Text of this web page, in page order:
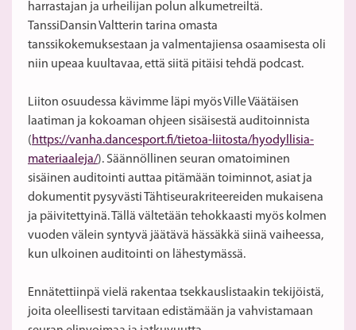
harrastajan ja urheilijan polun alkumetreiltä.
TanssiDansin Valtterin tarina omasta
tanssikokemuksestaan ja valmentajiensa osaamisesta oli
niin upeaa kuultavaa, että siitä pitäisi tehdä podcast.
Liiton osuudessa kävimme läpi myös Ville Väätäisen
laatiman ja kokoaman ohjeen sisäisestä auditoinnista
(https://vanha.dancesport.fi/tietoa-liitosta/hyodyllisia-
materiaaleja/). Säännöllinen seuran omatoiminen
sisäinen auditointi auttaa pitämään toiminnot, asiat ja
dokumentit pysyvästi Tähtiseurakriteereiden mukaisena
ja päivitettyinä. Tällä vältetään tehokkaasti myös kolmen
vuoden välein syntyvä jäätävä hässäkkä siinä vaiheessa,
kun ulkoinen auditointi on lähestymässä.
Ennätettiinpä vielä rakentaa tsekkauslistaakin tekijöistä,
joita oleellisesti tarvitaan edistämään ja vahvistamaan